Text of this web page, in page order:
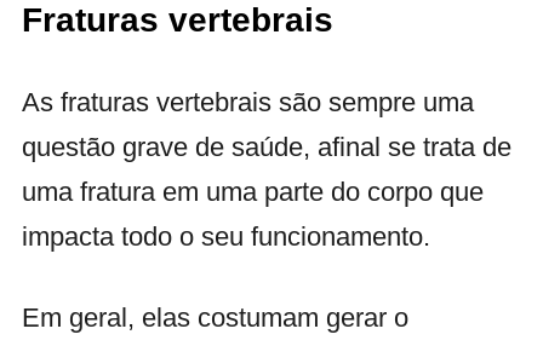
Fraturas vertebrais
As fraturas vertebrais são sempre uma
questão grave de saúde, afinal se trata de
uma fratura em uma parte do corpo que
impacta todo o seu funcionamento.
Em geral, elas costumam gerar o